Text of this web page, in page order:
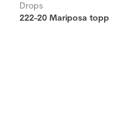
Drops
222-20 Mariposa topp